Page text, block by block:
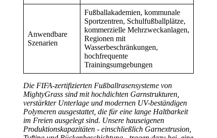
Anwendbare
Szenarien
Fußballakademien, kommunale
Sportzentren, Schulfußballplätze,
kommerzielle Mehrzweckanlagen,
Regionen mit
Wasserbeschränkungen,
hochfrequente
Trainingsumgebungen
Die FIFA-zertifizierten Fußballrasensysteme von
MightyGrass sind mit hochdichten Garnstrukturen,
verstärkter Unterlage und modernen UV-beständigen
Polymeren ausgestattet, die für eine lange Haltbarkeit
im Freien ausgelegt sind. Unsere hauseigenen
Produktionskapazitäten - einschließlich Garnextrusion,